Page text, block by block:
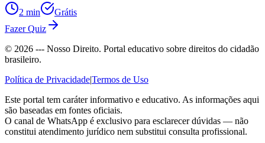
2 min
Grátis
Fazer Quiz
© 2026 --- Nosso Direito. Portal educativo sobre direitos do cidadão
brasileiro.
Política de Privacidade|Termos de Uso
Este portal tem caráter informativo e educativo. As informações aqui
são baseadas em fontes oficiais.
O canal de WhatsApp é exclusivo para esclarecer dúvidas — não
constitui atendimento jurídico nem substitui consulta profissional.